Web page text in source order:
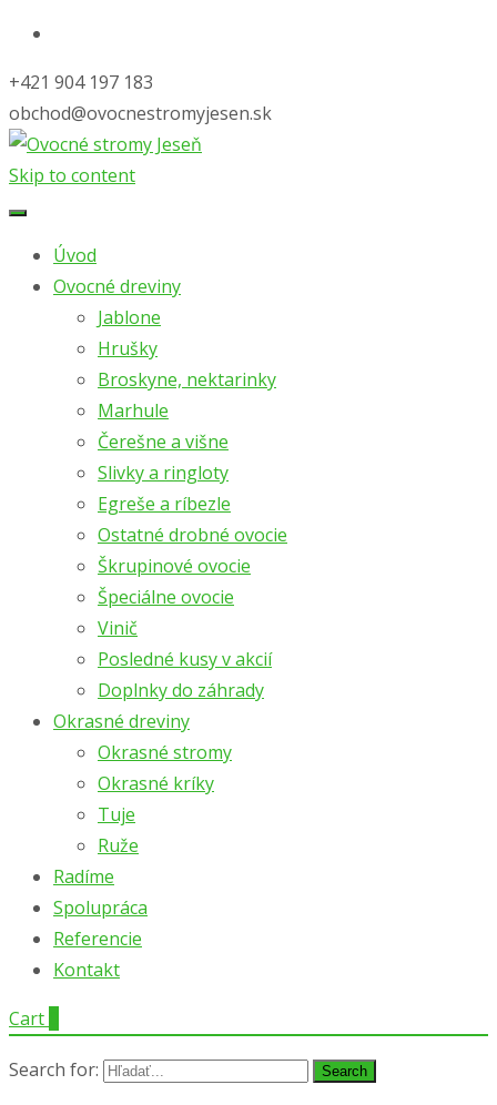
+421 904 197 183
obchod@ovocnestromyjesen.sk
Skip to content
Úvod
Ovocné dreviny
Jablone
Hrušky
Broskyne, nektarinky
Marhule
Čerešne a višne
Slivky a ringloty
Egreše a ríbezle
Ostatné drobné ovocie
Škrupinové ovocie
Špeciálne ovocie
Vinič
Posledné kusy v akcií
Doplnky do záhrady
Okrasné dreviny
Okrasné stromy
Okrasné kríky
Tuje
Ruže
Radíme
Spolupráca
Referencie
Kontakt
Cart
Search for: